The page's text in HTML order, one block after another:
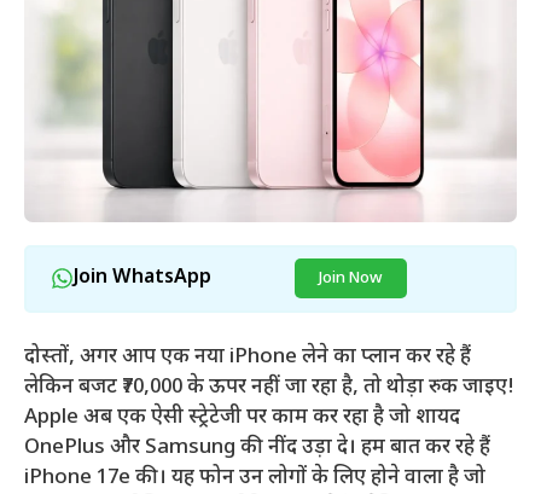
Join WhatsApp Join Now
दोस्तों, अगर आप एक नया iPhone लेने का प्लान कर रहे हैं
लेकिन बजट ₹70,000 के ऊपर नहीं जा रहा है, तो थोड़ा रुक जाइए!
Apple अब एक ऐसी स्ट्रेटेजी पर काम कर रहा है जो शायद
OnePlus और Samsung की नींद उड़ा दे। हम बात कर रहे हैं
iPhone 17e की। यह फोन उन लोगों के लिए होने वाला है जो